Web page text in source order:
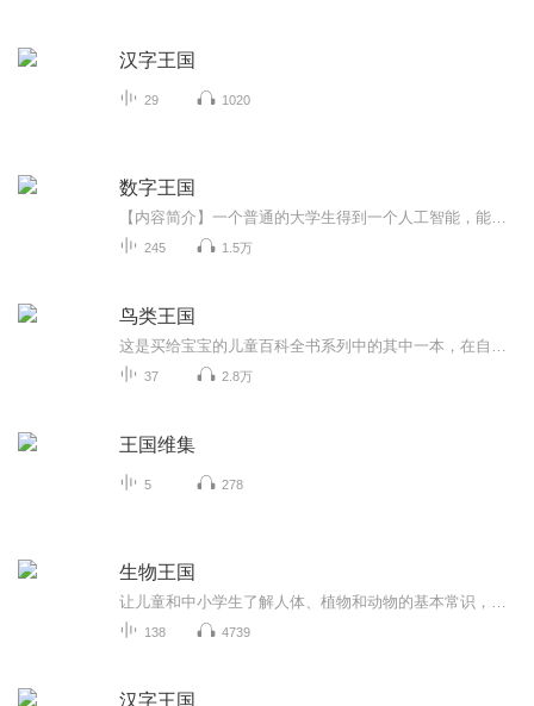
汉字王国
29 1020
数字王国
245 1.5万
鸟类王国
37 2.8万
王国维集
5 278
生物王国
138 4739
汉字王国